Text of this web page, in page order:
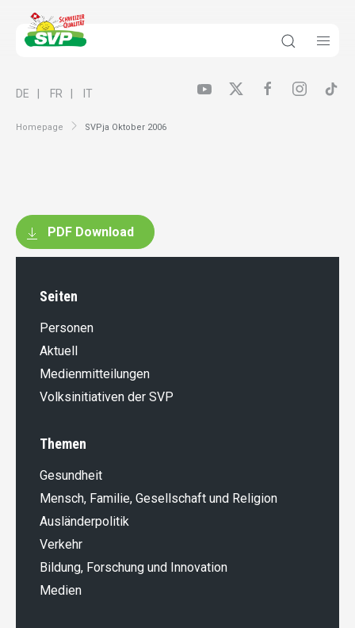
Homepage SVPja Oktober 2006
DE FR IT
PDF Download
Seiten
Personen
Aktuell
Medienmitteilungen
Volksinitiativen der SVP
Themen
Gesundheit
Mensch, Familie, Gesellschaft und Religion
Ausländer­politik
Verkehr
Bildung, Forschung und Innovation
Medien